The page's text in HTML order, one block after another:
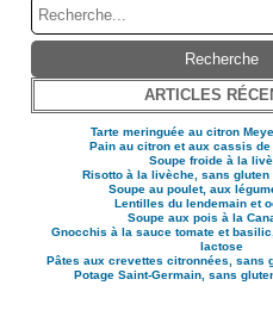
ARTICLES
Tarte meringuée au citron
Pain au citron et aux cassis
Soupe froide à la
Risotto à la livèche, sans
Soupe au poulet, aux
Lentilles du lendemain et
Soupe aux pois à la
Gnocchis à la sauce tomate et
lactose
Pâtes aux crevettes citronnées, sans
Potage Saint-Germain, sans